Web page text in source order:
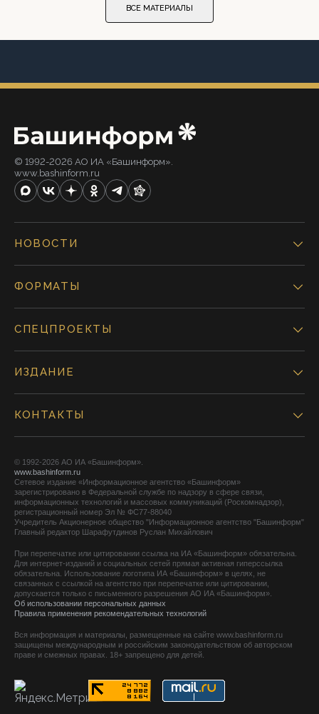
ВСЕ МАТЕРИАЛЫ
© 1992-2026 АО ИА «Башинформ».
www.bashinform.ru
НОВОСТИ
ФОРМАТЫ
СПЕЦПРОЕКТЫ
ИЗДАНИЕ
КОНТАКТЫ
© 1992-2026 АО ИА «Башинформ».
www.bashinform.ru
Сетевое издание «Информационное агентство «Башинформ»
зарегистрировано в Федеральной службе по надзору в сфере связи,
информационных технологий и массовых коммуникаций (Роскомнадзор),
регистрационный номер Эл № ФС77-88040
Учредитель Акционерное общество "Информационное агентство "Башинформ"
Главный редактор Шарафутдинов Руслан Михайлович
При перепечатке или цитировании ссылка на ИА «Башинформ» обязательна.
Для интернет-изданий и социальных сетей прямая активная гиперссылка
обязательна. Использование логотипа ИА «Башинформ» в целях, не
связанных с ссылкой на агентство при перепечатке или цитировании,
допускается только с письменного разрешения АО ИА «Башинформ».
Об использовании персональных данных
Правила применения рекомендательных технологий
Вся информация и материалы, размещенные на сайте www.bashinform.ru
защищены международным и российским законодательством об авторском
праве и смежных правах. 18+ запрещено для детей.